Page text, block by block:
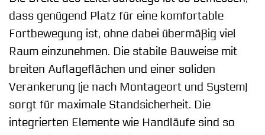
dass genügend Platz für eine komfortable
Fortbewegung ist, ohne dabei übermäßig viel
Raum einzunehmen. Die stabile Bauweise mit
breiten Auflageflächen und einer soliden
Verankerung (je nach Montageort und System)
sorgt für maximale Standsicherheit. Die
integrierten Elemente wie Handläufe sind so